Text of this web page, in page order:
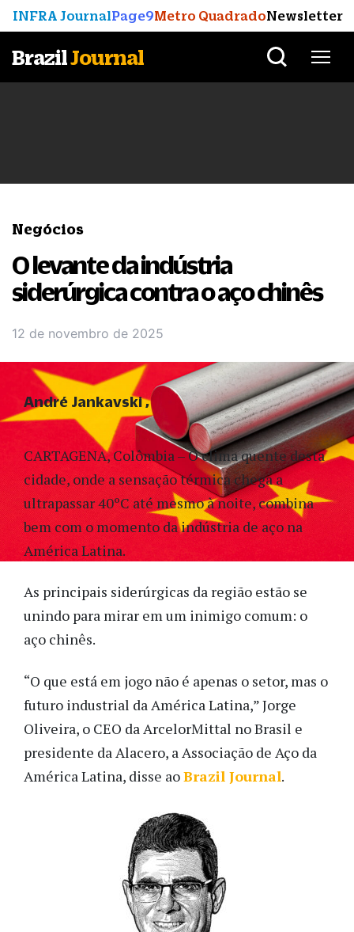
INFRA JournalPage9Metro QuadradoNewsletter
BrazilJournal
Negócios
O levante da indústria
siderúrgica contra o aço chinês
12 de novembro de 2025
CARTAGENA, Colômbia – O clima quente desta
cidade, onde a sensação térmica chega a
ultrapassar 40ºC até mesmo à noite, combina
bem com o momento da indústria de aço na
América Latina.
As principais siderúrgicas da região estão se
unindo para mirar em um inimigo comum: o
aço chinês.
“O que está em jogo não é apenas o setor, mas o
futuro industrial da América Latina,” Jorge
Oliveira, o CEO da ArcelorMittal no Brasil e
presidente da Alacero, a Associação de Aço da
América Latina, disse aoBrazil Journal.
André Jankavski